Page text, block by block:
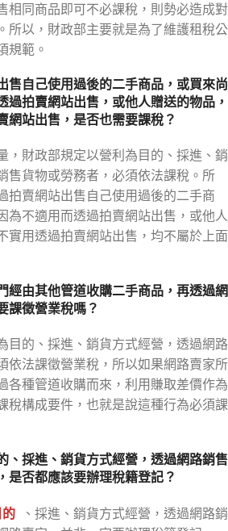
相同商品即可不必課稅，則勢必造成對
所以，財政部主要就是為了維護租稅公
規範。
售自己使用過後的二手商品，或買來尚
過拍賣網站出售，或他人贈送的物品，
網站出售，是否也需要課稅？
，財政部規定以營利為目的、採進、銷
售貨物或勞務者，必須依法課稅。所
拍賣網站出售自己使用過後的二手商
為不適用而透過拍賣網站出售，或他人
實用透過拍賣網站出售，均不屬於上面
經由其他管道收購二手商品，再透過網
課徵營業稅嗎？
目的、採進、銷貨方式經營，透過網路
依法課徵營業稅，所以如果網路賣家所
各種管道收購而來，利用賺取差價作為
稅構成要件，也就是說這種行為必須課
、採進、銷貨方式經營，透過網路銷售
是否都應該要辦理稅籍登記？
、採進、銷貨方式經營，透過網路銷